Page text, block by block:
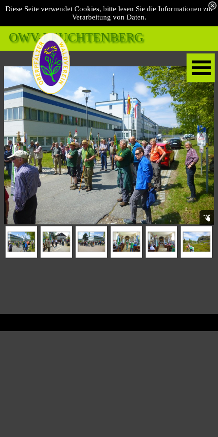
Diese Seite verwendet Cookies, bitte lesen Sie die Informationen zur
Verarbeitung von Daten.
OWV-LEUCHTENBERG